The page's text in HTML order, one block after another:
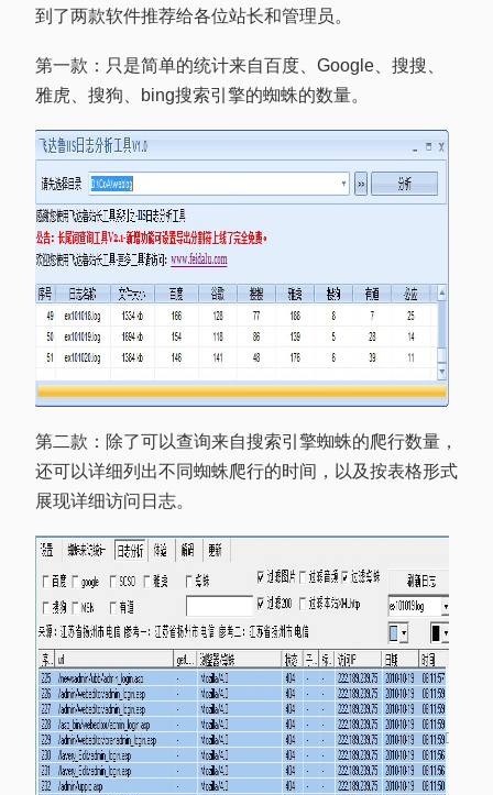
到了两款软件推荐给各位站长和管理员。
第一款：只是简单的统计来自百度、Google、搜搜、
雅虎、搜狗、bing搜索引擎的蜘蛛的数量。
第二款：除了可以查询来自搜索引擎蜘蛛的爬行数量，
还可以详细列出不同蜘蛛爬行的时间，以及按表格形式
展现详细访问日志。